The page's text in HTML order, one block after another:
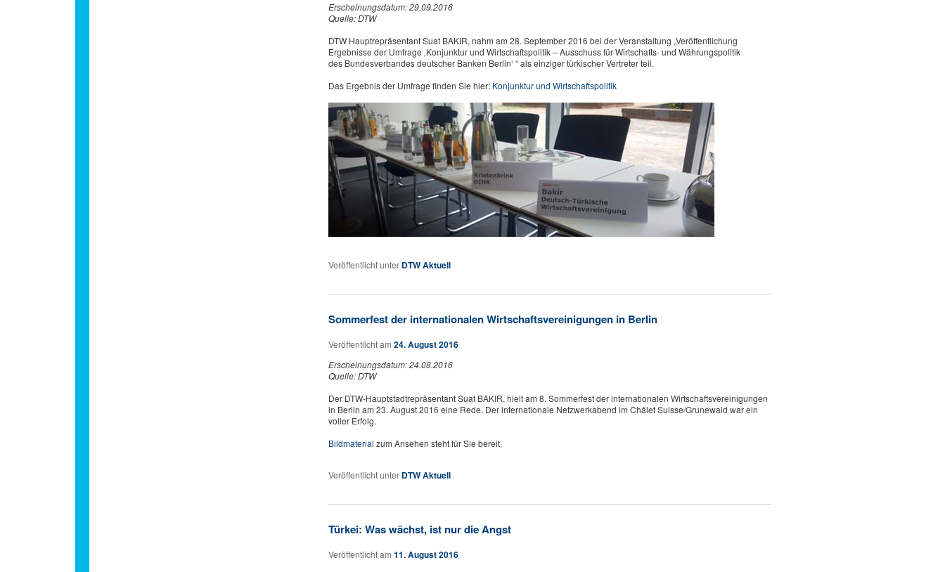
Erscheinungsdatum: 29.09.2016
Quelle: DTW
DTW Hauptrepräsentant Suat BAKIR, nahm am 28. September 2016 bei der Veranstaltung „Veröffentlichung
Ergebnisse der Umfrage ‚Konjunktur und Wirtschaftspolitik – Ausschuss für Wirtschafts- und Währungspolitik
des Bundesverbandes deutscher Banken Berlin‘ “ als einziger türkischer Vertreter teil.
Das Ergebnis der Umfrage finden Sie hier: Konjunktur und Wirtschaftspolitik
Veröffentlicht unter DTW Aktuell
Sommerfest der internationalen Wirtschaftsvereinigungen in Berlin
Veröffentlicht am 24. August 2016
Erscheinungsdatum: 24.08.2016
Quelle: DTW
Der DTW-Hauptstadtrepräsentant Suat BAKIR, hielt am 8. Sommerfest der internationalen Wirtschaftsvereinigungen
in Berlin am 23. August 2016 eine Rede. Der internationale Netzwerkabend im Châlet Suisse/Grunewald war ein
voller Erfolg.
Bildmaterial zum Ansehen steht für Sie bereit.
Veröffentlicht unter DTW Aktuell
Türkei: Was wächst, ist nur die Angst
Veröffentlicht am 11. August 2016